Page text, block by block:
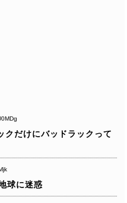
クだけにバッドラックって
球に迷惑